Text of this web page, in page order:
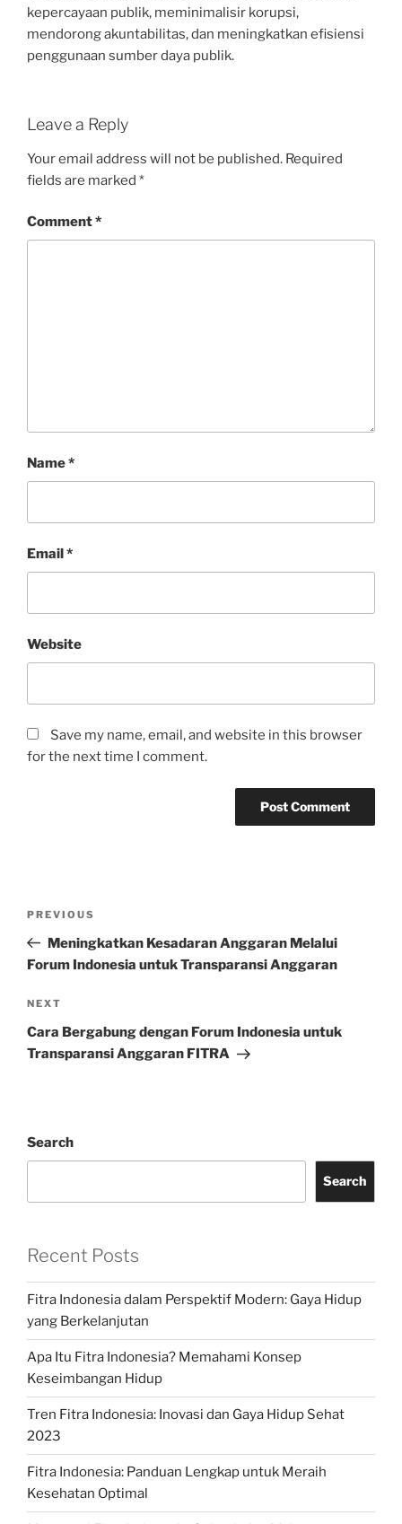
kepercayaan publik, meminimalisir korupsi,
mendorong akuntabilitas, dan meningkatkan efisiensi
penggunaan sumber daya publik.
Leave a Reply
Your email address will not be published. Required
fields are marked *
Comment*
Name*
Email*
Website
Save my name, email, and website in this browser
for the next time I comment.
Previous
Post
PREVIOUS
Meningkatkan Kesadaran Anggaran Melalui
Forum Indonesia untuk Transparansi Anggaran
Next
Post
NEXT
Cara Bergabung dengan Forum Indonesia untuk
Transparansi Anggaran FITRA
Search
Search
Recent Posts
Fitra Indonesia dalam Perspektif Modern: Gaya Hidup
yang Berkelanjutan
Apa Itu Fitra Indonesia? Memahami Konsep
Keseimbangan Hidup
Tren Fitra Indonesia: Inovasi dan Gaya Hidup Sehat
2023
Fitra Indonesia: Panduan Lengkap untuk Meraih
Kesehatan Optimal